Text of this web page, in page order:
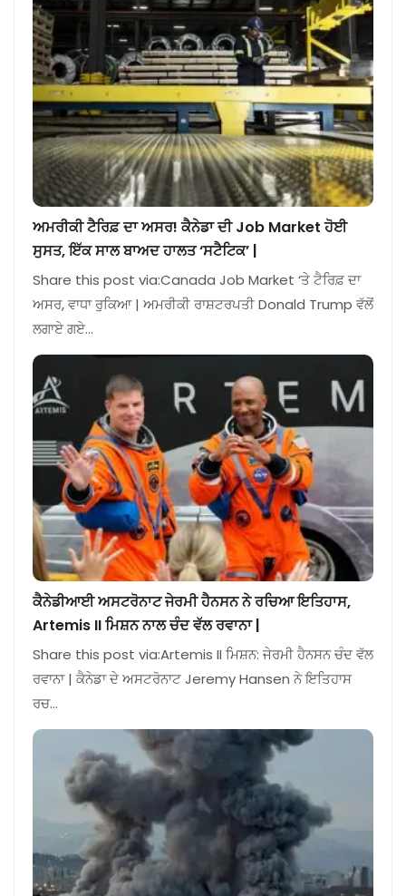
ਅਮਰੀਕੀ ਟੈਰਿਫ਼ ਦਾ ਅਸਰ! ਕੈਨੇਡਾ ਦੀ Job Market ਹੋਈ
ਸੁਸਤ, ਇੱਕ ਸਾਲ ਬਾਅਦ ਹਾਲਤ ‘ਸਟੈਟਿਕ’ |
Share this post via:Canada Job Market ‘ਤੇ ਟੈਰਿਫ਼ ਦਾ
ਅਸਰ, ਵਾਧਾ ਰੁਕਿਆ | ਅਮਰੀਕੀ ਰਾਸ਼ਟਰਪਤੀ Donald Trump ਵੱਲੋਂ
ਲਗਾਏ ਗਏ…
ਕੈਨੇਡੀਆਈ ਅਸਟਰੋਨਾਟ ਜੇਰਮੀ ਹੈਨਸਨ ਨੇ ਰਚਿਆ ਇਤਿਹਾਸ,
Artemis II ਮਿਸ਼ਨ ਨਾਲ ਚੰਦ ਵੱਲ ਰਵਾਨਾ |
Share this post via:Artemis II ਮਿਸ਼ਨ: ਜੇਰਮੀ ਹੈਨਸਨ ਚੰਦ ਵੱਲ
ਰਵਾਨਾ | ਕੈਨੇਡਾ ਦੇ ਅਸਟਰੋਨਾਟ Jeremy Hansen ਨੇ ਇਤਿਹਾਸ
ਰਚ…